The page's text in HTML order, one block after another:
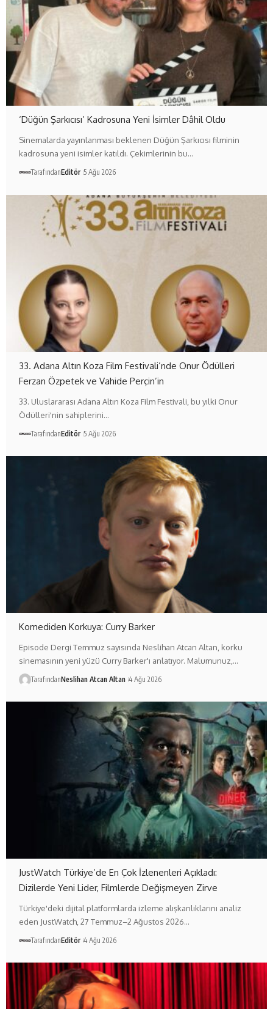
‘Düğün Şarkıcısı’ Kadrosuna Yeni İsimler Dâhil Oldu
Sinemalarda yayınlanması beklenen Düğün Şarkıcısı filminin
kadrosuna yeni isimler katıldı. Çekimlerinin bu…
TarafındanEditör 5 Ağu 2026
33. Adana Altın Koza Film Festivali’nde Onur Ödülleri
Ferzan Özpetek ve Vahide Perçin’in
33. Uluslararası Adana Altın Koza Film Festivali, bu yılki Onur
Ödülleri'nin sahiplerini…
TarafındanEditör 5 Ağu 2026
Komediden Korkuya: Curry Barker
Episode Dergi Temmuz sayısında Neslihan Atcan Altan, korku
sinemasının yeni yüzü Curry Barker'ı anlatıyor. Malumunuz,…
TarafındanNeslihan Atcan Altan 4 Ağu 2026
JustWatch Türkiye’de En Çok İzlenenleri Açıkladı:
Dizilerde Yeni Lider, Filmlerde Değişmeyen Zirve
Türkiye'deki dijital platformlarda izleme alışkanlıklarını analiz
eden JustWatch, 27 Temmuz–2 Ağustos 2026…
TarafındanEditör 4 Ağu 2026